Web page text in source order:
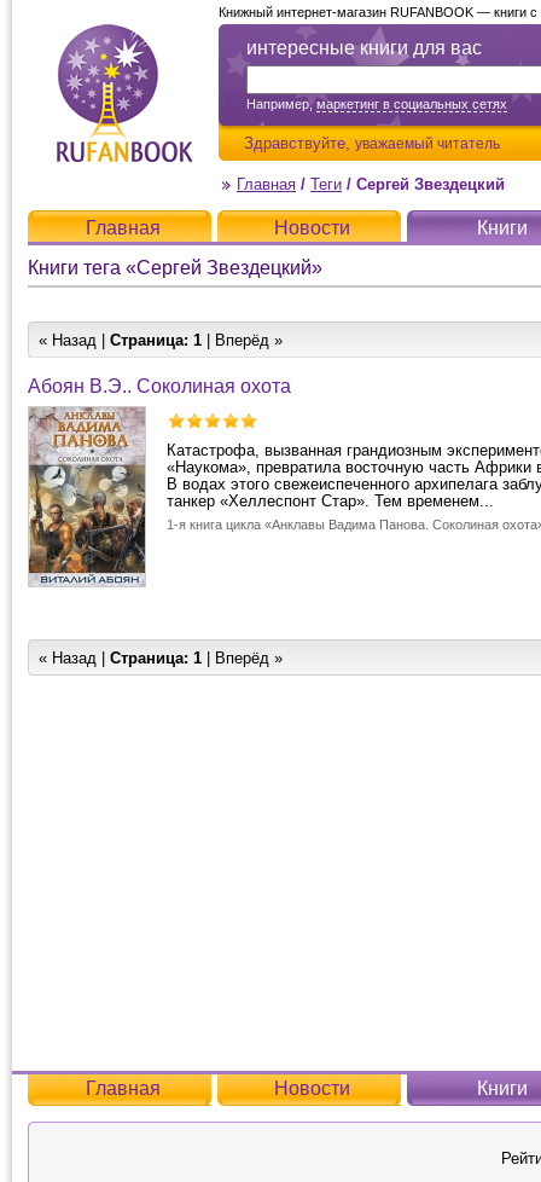
интересные книги для вас
Например,маркетинг в социальных сетях
Здравствуйте, уважаемый читатель
Книжный интернет-магазин RUFANBOOK — книги
Главная / Теги / Сергей Звездецкий
Главная Новости
Книги
Книги тега «Сергей Звездецкий»
« Назад | Страница: 1 | Вперёд »
Абоян В.Э.. Соколиная охота
Катастрофа, вызванная грандиозным
«Наукома», превратила восточную часть Африки
В водах этого свежеиспеченного архипелага
танкер «Хеллеспонт Стар». Тем временем...
1-я книга цикла «Анклавы Вадима Панова. Соколиная
« Назад | Страница: 1 | Вперёд »
Главная Новости Книги